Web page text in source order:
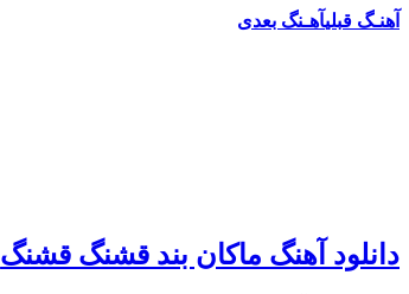
آهنـگ قبلیآهـنگ بعدی
دانلود آهنگ ماکان بند قشنگ قشنگ